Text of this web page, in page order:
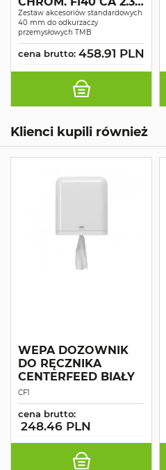
2.40 3.100 3.60 3.40
2.60 3.60 30ON 40ON
75 60 100 150
Zestaw akcesoriów standardowych
40 mm do odkurzaczy
przemysłowych TMB
cena brutto: 458.91 PLN
Klienci kupili również
WEPA DOZOWNIK
DO RĘCZNIKA
CENTERFEED BIAŁY
CF1
cena brutto:
248.46 PLN